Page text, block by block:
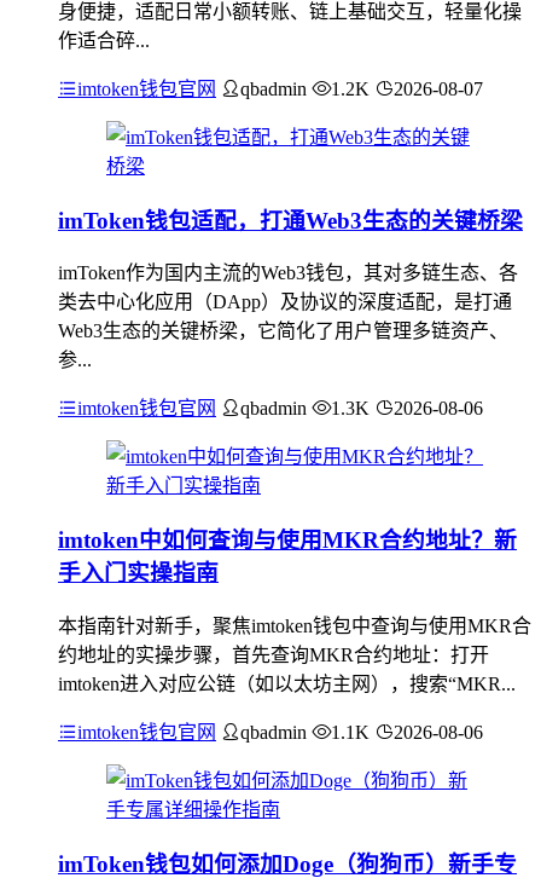
身便捷，适配日常小额转账、链上基础交互，轻量化操
作适合碎...
imtoken钱包官网 qbadmin 1.2K 2026-08-07
imToken钱包适配，打通Web3生态的关键桥梁
imToken作为国内主流的Web3钱包，其对多链生态、各
类去中心化应用（DApp）及协议的深度适配，是打通
Web3生态的关键桥梁，它简化了用户管理多链资产、
参...
imtoken钱包官网 qbadmin 1.3K 2026-08-06
imtoken中如何查询与使用MKR合约地址？新
手入门实操指南
本指南针对新手，聚焦imtoken钱包中查询与使用MKR合
约地址的实操步骤，首先查询MKR合约地址：打开
imtoken进入对应公链（如以太坊主网），搜索“MKR...
imtoken钱包官网 qbadmin 1.1K 2026-08-06
imToken钱包如何添加Doge（狗狗币）新手专